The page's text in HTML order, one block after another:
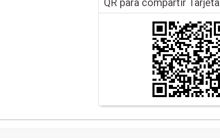
QR para compartir Tarjeta